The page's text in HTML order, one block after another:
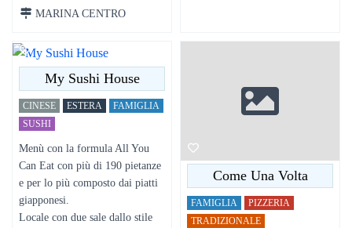
MARINA CENTRO
My Sushi House
CINESE ESTERA
FAMIGLIA
SUSHI
Menù con la formula All You
Can Eat con più di 190 pietanze
e per lo più composto dai piatti
giapponesi.
Locale con due sale dallo stile
Come Una Volta
FAMIGLIA
PIZZERIA
TRADIZIONALE